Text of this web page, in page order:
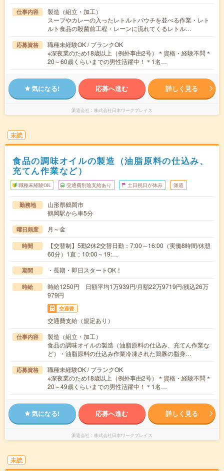
仕事内容
製造（組立・加工）
スープやカレーの入ったレトルトパウチを並べる作業・レト
ルト食品の殺菌前工程・レーンに流れてくるレトル…
応募資格
職種未経験OK / ブランクOK
※深夜業のため18歳以上（例外事由2号）＊資格・経験不問＊
20～60歳くらいまでの男性活躍中！＊1名…
気になる! 応募へ進む 詳しく見る
派遣会社 株式会社日本ワークプレイス
未読
食品の調味オイルの製造（油脂原料の仕込み、
充てん作業など）
職種未経験OK 交通費別途支給あり 土日祝日が休み 派遣
勤務地
山形県鶴岡市
鶴岡駅から車5分
曜日頻度 月～金
時間
【交替制】5勤2休2交替日勤：7:00～16:00（実働8時間/休憩
60分）1直：10:00～19:…
期間 ・長期・即日スタートOK！
時給
時給1250円 日額平均1万939円/月額22万9719円/残込26万
979円
交通費
交通費支給（規定あり）
仕事内容
製造（組立・加工）
食品の調味オイルの製造（油脂原料の仕込み、充てん作業な
ど）・油脂原料の仕込み作業冷凍された鶏豚の脂身…
応募資格
職種未経験OK / ブランクOK
※深夜業のため18歳以上（例外事由2号）＊資格・経験不問＊
20～49歳くらいまでの男性活躍中！＊1名…
気になる! 応募へ進む 詳しく見る
派遣会社 株式会社日本ワークプレイス
未読